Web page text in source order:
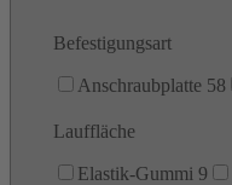
Befestigungsart
Anschraubplatte 58
Lauffläche
Elastik-Gummi 9